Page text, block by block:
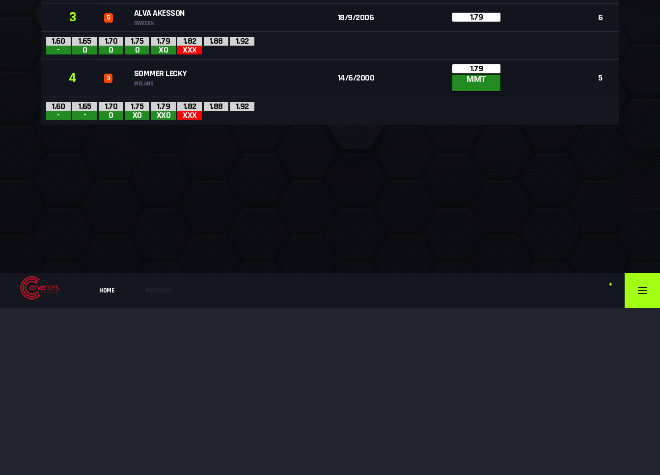
HOME
3 5 ALVA AKESSON
SWEDEN
18/9/2006 1.79 6
1.60
-
1.65
O
1.70
O
1.75
O
1.79
XO
1.82
XXX
1.88 1.92
4 3 SOMMER LECKY
IRELAND
14/6/2000
1.79
MMT 5
1.60
-
1.65
-
1.70
O
1.75
XO
1.79
XXO
1.82
XXX
1.88 1.92